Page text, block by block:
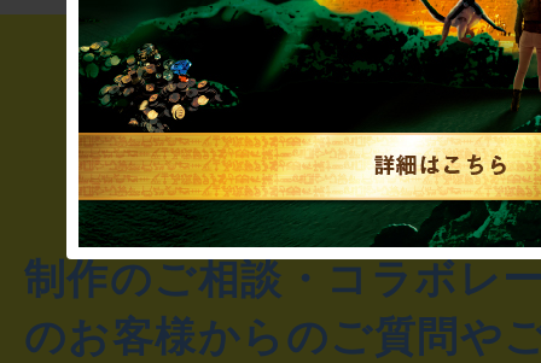
制作のご相談・コラボレ
のお客様からのご質問や